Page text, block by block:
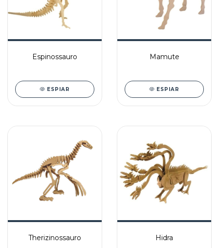
Espinossauro
ESPIAR
Mamute
ESPIAR
Therizinossauro Hidra